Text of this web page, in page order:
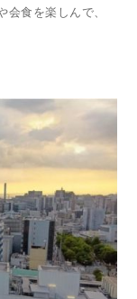
食を楽しんで、